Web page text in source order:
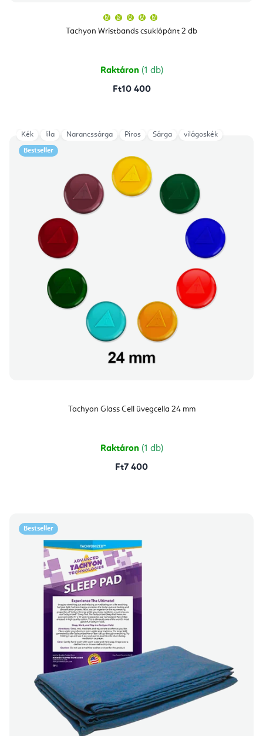
Tachyon Wristbands csuklópánt 2 db
átlagos
értékelése
csillag.
Raktáron (1 db)
Ft10 400
Bestseller
Tachyon Glass Cell üvegcella 24 mm
Raktáron (1 db)
Ft7 400
Kék lila Narancssárga Piros Sárga világoskék
Bestseller